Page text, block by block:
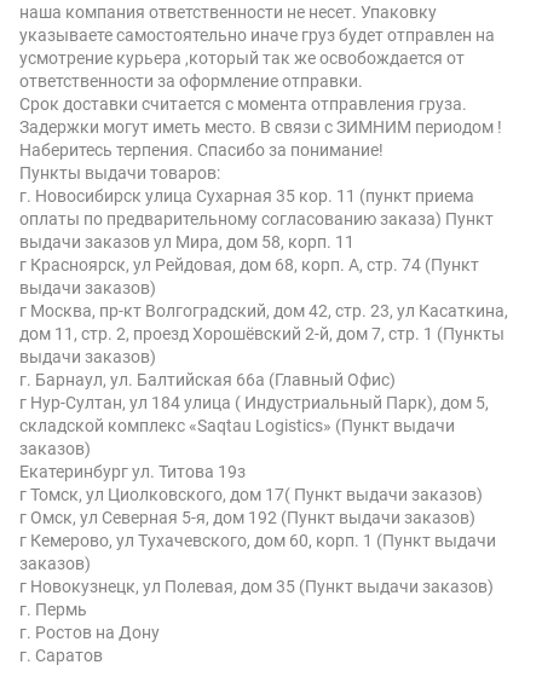
наша компания ответственности не несет. Упаковку
указываете самостоятельно иначе груз будет отправлен на
усмотрение курьера ,который так же освобождается от
ответственности за оформление отправки.
Срок доставки считается с момента отправления груза.
Задержки могут иметь место. В связи с ЗИМНИМ периодом !
Наберитесь терпения. Спасибо за понимание!
Пункты выдачи товаров:
г. Новосибирск улица Сухарная 35 кор. 11 (пункт приема
оплаты по предварительному согласованию заказа) Пункт
выдачи заказов ул Мира, дом 58, корп. 11
г Красноярск, ул Рейдовая, дом 68, корп. А, стр. 74 (Пункт
выдачи заказов)
г Москва, пр-кт Волгоградский, дом 42, стр. 23, ул Касаткина,
дом 11, стр. 2, проезд Хорошёвский 2-й, дом 7, стр. 1 (Пункты
выдачи заказов)
г. Барнаул, ул. Балтийская 66а (Главный Офис)
г Нур-Султан, ул 184 улица ( Индустриальный Парк), дом 5,
складской комплекс «Saqtau Logistics» (Пункт выдачи
заказов)
Екатеринбург ул. Титова 19з
г Томск, ул Циолковского, дом 17( Пункт выдачи заказов)
г Омск, ул Северная 5-я, дом 192 (Пункт выдачи заказов)
г Кемерово, ул Тухачевского, дом 60, корп. 1 (Пункт выдачи
заказов)
г Новокузнецк, ул Полевая, дом 35 (Пункт выдачи заказов)
г. Пермь
г. Ростов на Дону
г. Саратов